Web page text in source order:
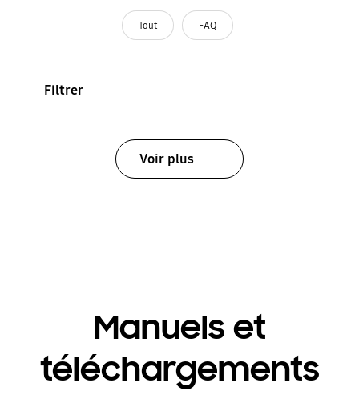
Tout FAQ
Filtrer
Voir plus
Manuels et
téléchargements